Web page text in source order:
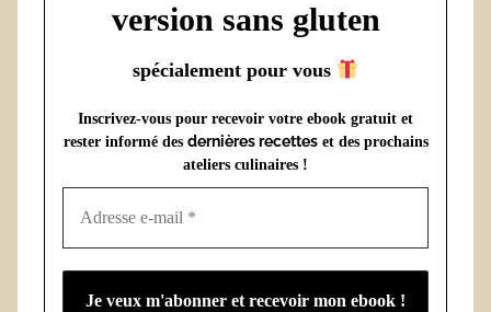
version sans gluten
spécialement pour vous
Inscrivez-vous pour recevoir votre ebook gratuit et
rester informé des dernières recettes et des prochains
ateliers culinaires !